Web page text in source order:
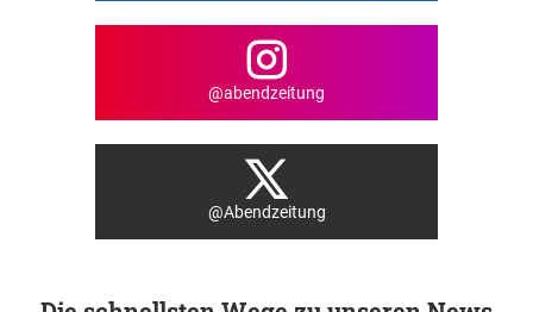
@abendzeitung
@Abendzeitung